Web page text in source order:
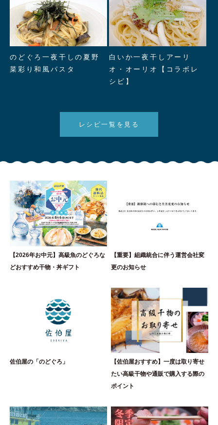
" alt="のどぐろ一夜干しの夏野
菜彩り和風パスタ"/>
のどぐろ一夜干しの夏野
菜彩り和風パスタ
" alt="白いか一夜干しアーリ
オ・オーリオ【コラボレシ
ピ】"/>
白いか一夜干しアーリ
オ・オーリオ【コラボレ
シピ】
レシピ一覧を見る
【2026年お中元】高級魚のどぐろな
どおすすめ干物・丼ギフト
【重要】組織統合に伴う運営会社変
更のお知らせ
佐伯屋の「のどぐろ」
【佐伯屋おすすめ】一度は取り寄せ
たい高級干物や通販で購入する際の
ポイント